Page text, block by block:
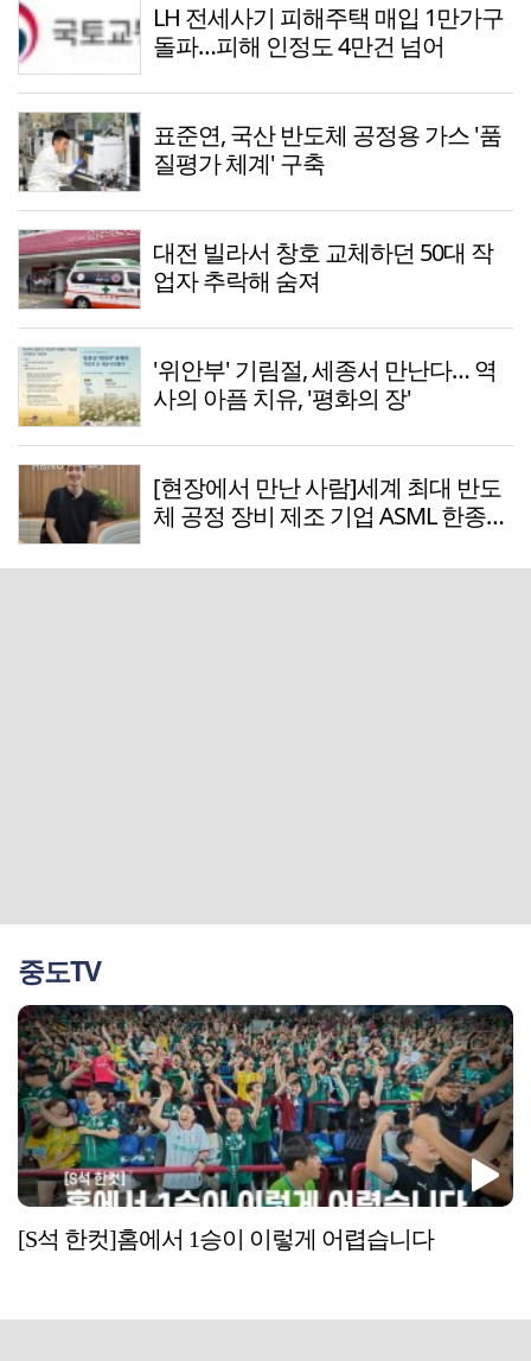
LH 전세사기 피해주택 매입 1만가구
돌파…피해 인정도 4만건 넘어
표준연, 국산 반도체 공정용 가스 '품
질평가 체계' 구축
대전 빌라서 창호 교체하던 50대 작
업자 추락해 숨져
'위안부' 기림절, 세종서 만난다… 역
사의 아픔 치유, '평화의 장'
[현장에서 만난 사람]세계 최대 반도
체 공정 장비 제조 기업 ASML 한종호
중도TV
[S석 한컷]홈에서 1승이 이렇게 어렵습니다